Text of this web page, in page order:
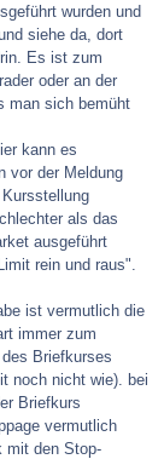
wurden und
siehe da, dort
Es ist zum
oder an der
man sich bemüht
kann es
vor der Meldung
als das
ausgeführt
rein und raus".
ist vermutlich die
immer zum
Briefkurses
noch nicht wie). bei
Briefkurs
vermutlich
mit den Stop-